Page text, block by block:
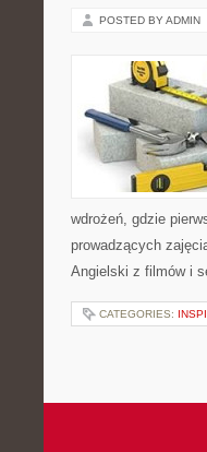
POSTED BY ADMIN
wdrożeń, gdzie
prowadzących
Angielski z filmów i
CATEGORIES: